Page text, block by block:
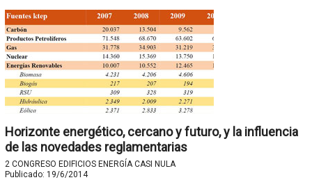
Horizonte energético, cercano y futuro, y la influencia
de las novedades reglamentarias
2 CONGRESO EDIFICIOS ENERGÍA CASI NULA
Publicado: 19/6/2014